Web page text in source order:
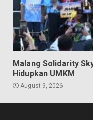
Malang Solidarity
Hidupkan UMKM
August 9, 2026